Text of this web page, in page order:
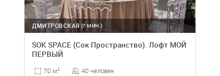
(7 МИН.)
ДМИТРОВСКАЯ
SOK SPACE (Сок Пространство). Лофт МОЙ
ПЕРВЫЙ
70 м2 40 человек